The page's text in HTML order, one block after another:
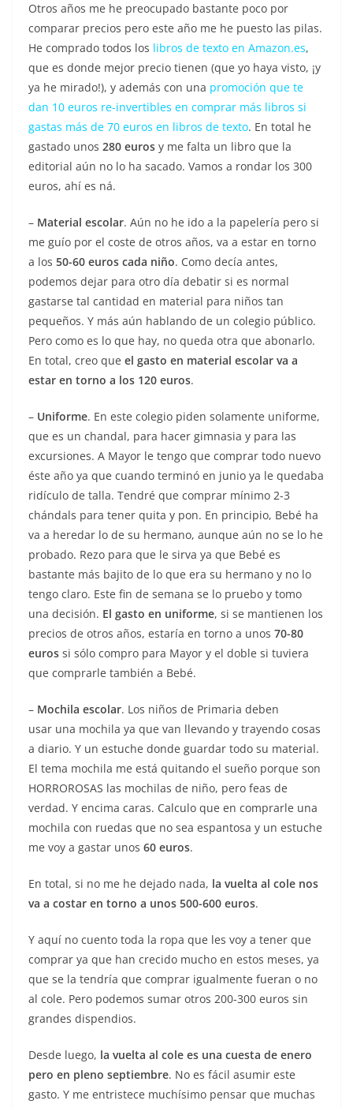
Otros años me he preocupado bastante poco por
comparar precios pero este año me he puesto las pilas.
He comprado todos los libros de texto en Amazon.es,
que es donde mejor precio tienen (que yo haya visto, ¡y
ya he mirado!), y además con una promoción que te
dan 10 euros re-invertibles en comprar más libros si
gastas más de 70 euros en libros de texto. En total he
gastado unos 280 euros y me falta un libro que la
editorial aún no lo ha sacado. Vamos a rondar los 300
euros, ahí es ná.
– Material escolar. Aún no he ido a la papelería pero si
me guío por el coste de otros años, va a estar en torno
a los 50-60 euros cada niño. Como decía antes,
podemos dejar para otro día debatir si es normal
gastarse tal cantidad en material para niños tan
pequeños. Y más aún hablando de un colegio público.
Pero como es lo que hay, no queda otra que abonarlo.
En total, creo que el gasto en material escolar va a
estar en torno a los 120 euros.
– Uniforme. En este colegio piden solamente uniforme,
que es un chandal, para hacer gimnasia y para las
excursiones. A Mayor le tengo que comprar todo nuevo
éste año ya que cuando terminó en junio ya le quedaba
ridículo de talla. Tendré que comprar mínimo 2-3
chándals para tener quita y pon. En principio, Bebé ha
va a heredar lo de su hermano, aunque aún no se lo he
probado. Rezo para que le sirva ya que Bebé es
bastante más bajito de lo que era su hermano y no lo
tengo claro. Este fin de semana se lo pruebo y tomo
una decisión. El gasto en uniforme, si se mantienen los
precios de otros años, estaría en torno a unos 70-80
euros si sólo compro para Mayor y el doble si tuviera
que comprarle también a Bebé.
– Mochila escolar. Los niños de Primaria deben
usar una mochila ya que van llevando y trayendo cosas
a diario. Y un estuche donde guardar todo su material.
El tema mochila me está quitando el sueño porque son
HORROROSAS las mochilas de niño, pero feas de
verdad. Y encima caras. Calculo que en comprarle una
mochila con ruedas que no sea espantosa y un estuche
me voy a gastar unos 60 euros.
En total, si no me he dejado nada, la vuelta al cole nos
va a costar en torno a unos 500-600 euros.
Y aquí no cuento toda la ropa que les voy a tener que
comprar ya que han crecido mucho en estos meses, ya
que se la tendría que comprar igualmente fueran o no
al cole. Pero podemos sumar otros 200-300 euros sin
grandes dispendios.
Desde luego, la vuelta al cole es una cuesta de enero
pero en pleno septiembre. No es fácil asumir este
gasto. Y me entristece muchísimo pensar que muchas